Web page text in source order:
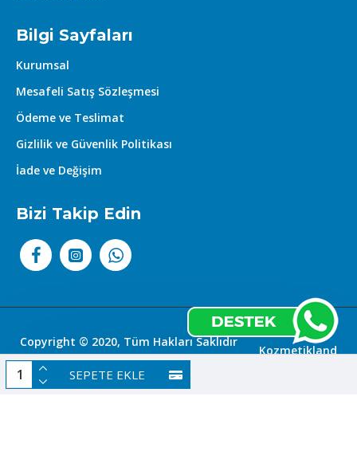
SEPETE EKLE
Bilgi Sayfaları
Kurumsal
Mesafeli Satış Sözleşmesi
Ödeme ve Teslimat
Gizlilik ve Güvenlik Politikası
İade ve Değişim
Bizi Takip Edin
Copyright © 2020, Tüm Hakları Saklıdır
|
Kozmetikland